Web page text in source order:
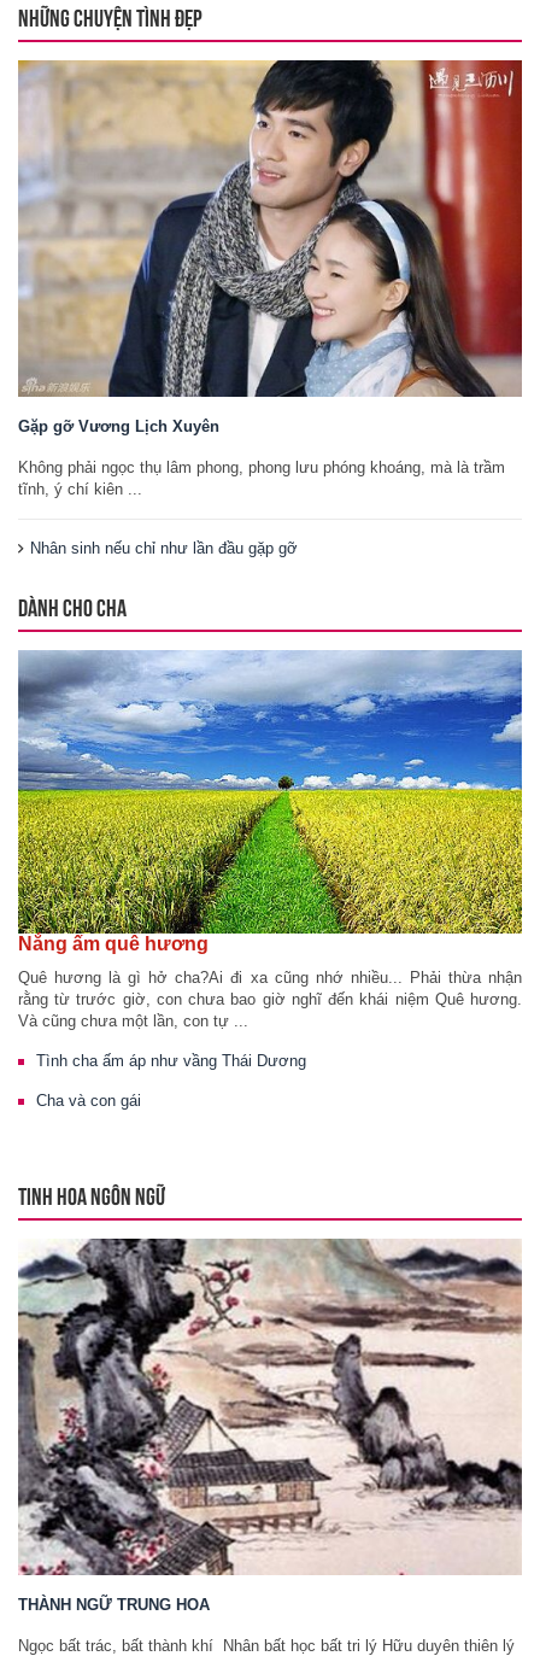
NHỮNG CHUYỆN TÌNH ĐẸP
Gặp gỡ Vương Lịch Xuyên
Không phải ngọc thụ lâm phong, phong lưu phóng khoáng, mà là trầm
tĩnh, ý chí kiên ...
Nhân sinh nếu chỉ như lần đầu gặp gỡ
DÀNH CHO CHA
Nắng ấm quê hương
Quê hương là gì hở cha?Ai đi xa cũng nhớ nhiều... Phải thừa nhận
rằng từ trước giờ, con chưa bao giờ nghĩ đến khái niệm Quê hương.
Và cũng chưa một lần, con tự ...
Tình cha ấm áp như vầng Thái Dương
Cha và con gái
TINH HOA NGÔN NGỮ
THÀNH NGỮ TRUNG HOA
Ngọc bất trác, bất thành khí Nhân bất học bất tri lý Hữu duyên thiên lý